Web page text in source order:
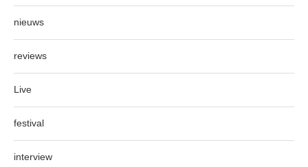
nieuws
reviews
Live
festival
interview